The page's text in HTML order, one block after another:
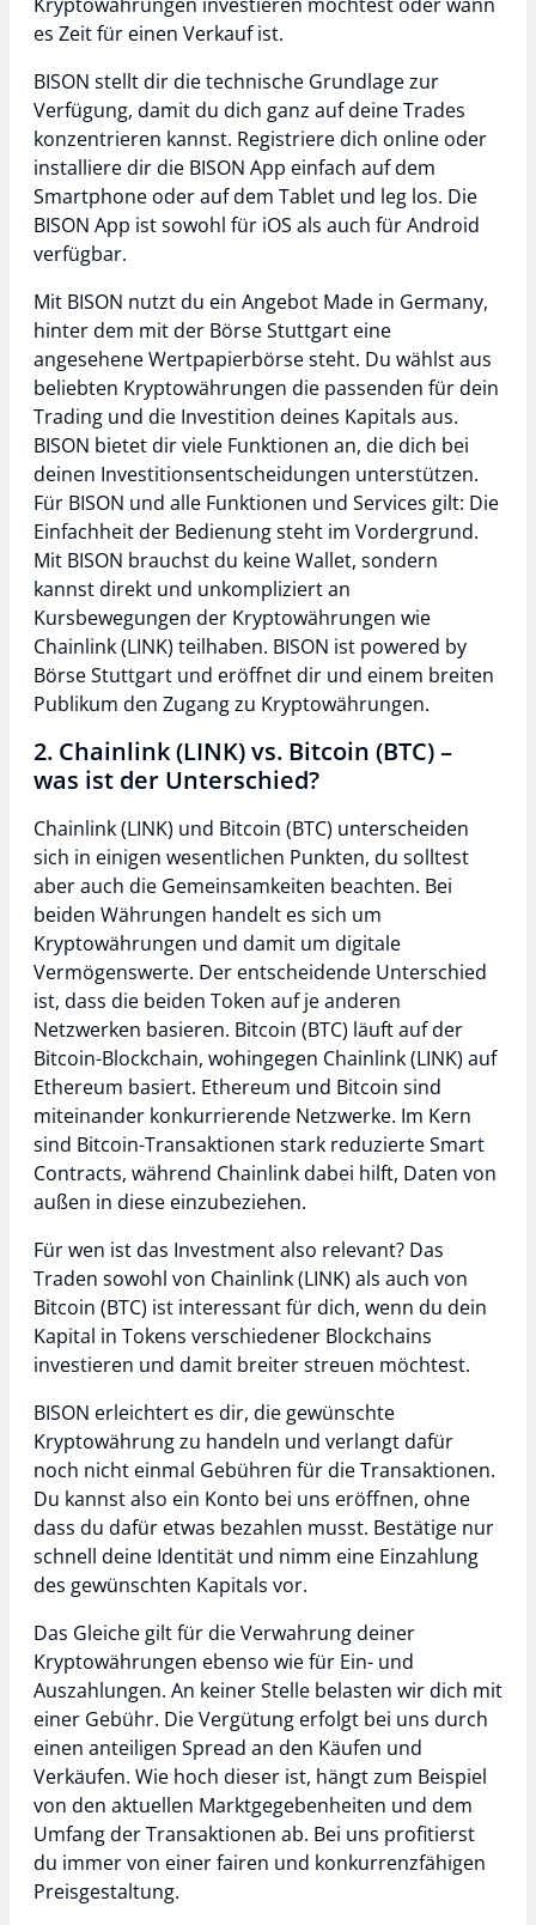
Kryptowährungen investieren möchtest oder wann
es Zeit für einen Verkauf ist.
BISON stellt dir die technische Grundlage zur
Verfügung, damit du dich ganz auf deine Trades
konzentrieren kannst. Registriere dich online oder
installiere dir die BISON App einfach auf dem
Smartphone oder auf dem Tablet und leg los. Die
BISON App ist sowohl für iOS als auch für Android
verfügbar.
Mit BISON nutzt du ein Angebot Made in Germany,
hinter dem mit der Börse Stuttgart eine
angesehene Wertpapierbörse steht. Du wählst aus
beliebten Kryptowährungen die passenden für dein
Trading und die Investition deines Kapitals aus.
BISON bietet dir viele Funktionen an, die dich bei
deinen Investitionsentscheidungen unterstützen.
Für BISON und alle Funktionen und Services gilt: Die
Einfachheit der Bedienung steht im Vordergrund.
Mit BISON brauchst du keine Wallet, sondern
kannst direkt und unkompliziert an
Kursbewegungen der Kryptowährungen wie
Chainlink (LINK) teilhaben. BISON ist powered by
Börse Stuttgart und eröffnet dir und einem breiten
Publikum den Zugang zu Kryptowährungen.
2. Chainlink (LINK) vs. Bitcoin (BTC) –
was ist der Unterschied?
Chainlink (LINK) und Bitcoin (BTC) unterscheiden
sich in einigen wesentlichen Punkten, du solltest
aber auch die Gemeinsamkeiten beachten. Bei
beiden Währungen handelt es sich um
Kryptowährungen und damit um digitale
Vermögenswerte. Der entscheidende Unterschied
ist, dass die beiden Token auf je anderen
Netzwerken basieren. Bitcoin (BTC) läuft auf der
Bitcoin-Blockchain, wohingegen Chainlink (LINK) auf
Ethereum basiert. Ethereum und Bitcoin sind
miteinander konkurrierende Netzwerke. Im Kern
sind Bitcoin-Transaktionen stark reduzierte Smart
Contracts, während Chainlink dabei hilft, Daten von
außen in diese einzubeziehen.
Für wen ist das Investment also relevant? Das
Traden sowohl von Chainlink (LINK) als auch von
Bitcoin (BTC) ist interessant für dich, wenn du dein
Kapital in Tokens verschiedener Blockchains
investieren und damit breiter streuen möchtest.
BISON erleichtert es dir, die gewünschte
Kryptowährung zu handeln und verlangt dafür
noch nicht einmal Gebühren für die Transaktionen.
Du kannst also ein Konto bei uns eröffnen, ohne
dass du dafür etwas bezahlen musst. Bestätige nur
schnell deine Identität und nimm eine Einzahlung
des gewünschten Kapitals vor.
Das Gleiche gilt für die Verwahrung deiner
Kryptowährungen ebenso wie für Ein- und
Auszahlungen. An keiner Stelle belasten wir dich mit
einer Gebühr. Die Vergütung erfolgt bei uns durch
einen anteiligen Spread an den Käufen und
Verkäufen. Wie hoch dieser ist, hängt zum Beispiel
von den aktuellen Marktgegebenheiten und dem
Umfang der Transaktionen ab. Bei uns profitierst
du immer von einer fairen und konkurrenzfähigen
Preisgestaltung.